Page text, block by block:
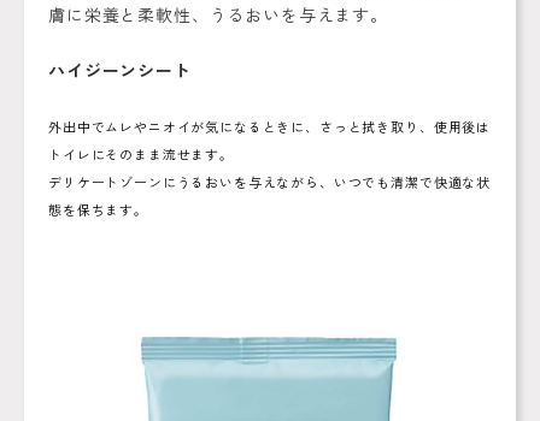
膚に栄養と柔軟性、うるおいを与えます。
ハイジーンシート
外出中でムレやニオイが気になるときに、さっと拭き取り、使用後は
トイレにそのまま流せます。
デリケートゾーンにうるおいを与えながら、いつでも清潔で快適な状
態を保ちます。